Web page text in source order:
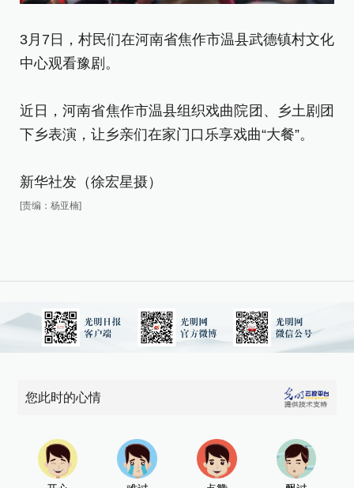
3月7日，村民们在河南省焦作市温县武德镇村文化
中心观看豫剧。
近日，河南省焦作市温县组织戏曲院团、乡土剧团
下乡表演，让乡亲们在家门口乐享戏曲“大餐”。
新华社发（徐宏星摄）
[责编：杨亚楠]
您此时的心情